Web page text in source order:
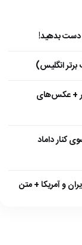
+ عکس‌های
کنار داماد
و آمریکا + متن